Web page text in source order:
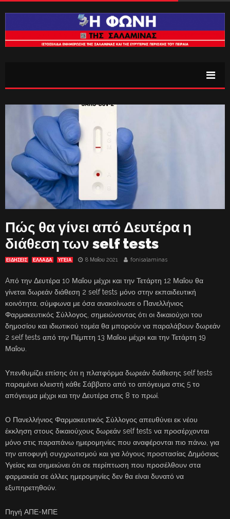
Πώς θα γίνει από Δευτέρα η
διάθεση των self tests
ΕΙΔΗΣΕΙΣ ΕΛΛΑΔΑ ΥΓΕΙΑ 8 Μαΐου 2021 fonisalaminas
Aπό την Δευτέρα 10 Μαΐου μέχρι και την Τετάρτη 12 Μαΐου θα
γίνεται δωρεάν διάθεση 2 self tests μόνο στην εκπαιδευτική
κοινότητα, σύμφωνα με όσα ανακοίνωσε ο Πανελλήνιος
Φαρμακευτικός Σύλλογος, σημειώνοντας ότι οι δικαιούχοι του
δημοσίου και ιδιωτικού τομέα θα μπορούν να παραλάβουν δωρεάν
2 self tests από την Πέμπτη 13 Μαΐου μέχρι και την Τετάρτη 19
Μαΐου.
Υπενθυμίζει επίσης ότι η πλατφόρμα δωρεάν διάθεσης self tests
παραμένει κλειστή κάθε Σάββατο από το απόγευμα στις 5 το
απόγευμα μέχρι και την Δευτέρα στις 8 το πρωί.
Ο Πανελλήνιος Φαρμακευτικός Σύλλογος απευθύνει εκ νέου
έκκληση στους δικαιούχους δωρεάν self tests να προσέρχονται
μόνο στις παραπάνω ημερομηνίες που αναφέρονται πιο πάνω, για
την αποφυγή συγχρωτισμού και για λόγους προστασίας Δημόσιας
Υγείας και σημειώνει ότι σε περίπτωση που προσέλθουν στα
φαρμακεία σε άλλες ημερομηνίες δεν θα είναι δυνατό να
εξυπηρετηθούν.
Πηγή ΑΠΕ-ΜΠΕ